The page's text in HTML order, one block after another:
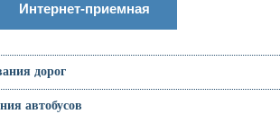
Интернет-приемная
дорог
автобусов